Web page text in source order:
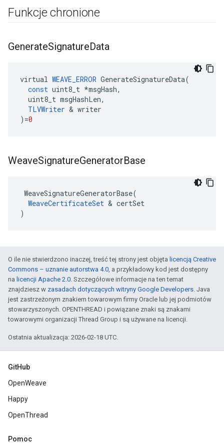
Funkcje chronione
GenerateSignatureData
virtual WEAVE_ERROR GenerateSignatureData(
const uint8_t *msgHash,
uint8_t msgHashLen,
TLVWriter & writer
) =0
WeaveSignatureGeneratorBase
WeaveSignatureGeneratorBase(
WeaveCertificateSet & certSet
)
O ile nie stwierdzono inaczej, treść tej strony jest objęta licencją Creative
Commons – uznanie autorstwa 4.0, a przykładowy kod jest dostępny
na licencji Apache 2.0. Szczegółowe informacje na ten temat
znajdziesz w zasadach dotyczących witryny Google Developers. Java
jest zastrzeżonym znakiem towarowym firmy Oracle lub jej podmiotów
stowarzyszonych. OPENTHREAD i powiązane znaki są znakami
towarowymi organizacji Thread Group i są używane na licencji.
Ostatnia aktualizacja: 2026-02-18 UTC.
GitHub
OpenWeave
Happy
OpenThread
Pomoc